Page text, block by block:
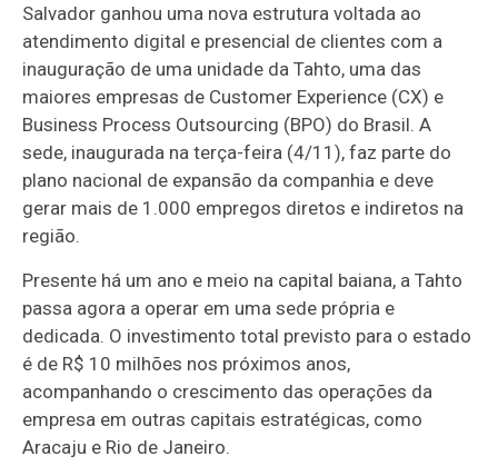
Salvador ganhou uma nova estrutura voltada ao
atendimento digital e presencial de clientes com a
inauguração de uma unidade da Tahto, uma das
maiores empresas de Customer Experience (CX) e
Business Process Outsourcing (BPO) do Brasil. A
sede, inaugurada na terça-feira (4/11), faz parte do
plano nacional de expansão da companhia e deve
gerar mais de 1.000 empregos diretos e indiretos na
região.
Presente há um ano e meio na capital baiana, a Tahto
passa agora a operar em uma sede própria e
dedicada. O investimento total previsto para o estado
é de R$ 10 milhões nos próximos anos,
acompanhando o crescimento das operações da
empresa em outras capitais estratégicas, como
Aracaju e Rio de Janeiro.